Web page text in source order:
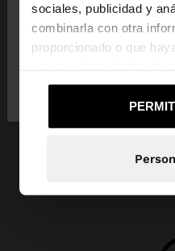
sociales, publicidad y
combinarla con otra
proporcionado o que
la web de United